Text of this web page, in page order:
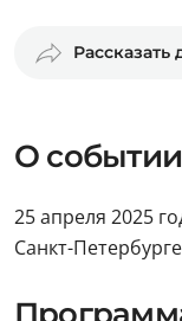
Рассказать
О событии
25 апреля 2025
Санкт-